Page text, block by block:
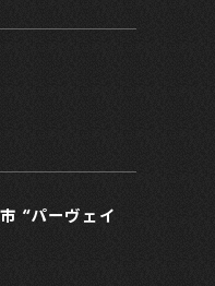
“パーヴェイ